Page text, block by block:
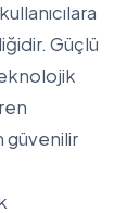
Güçlü
güvenilir